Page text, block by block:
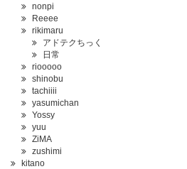
nonpi
Reeee
rikimaru
アドテクちっく
日常
riooooo
shinobu
tachiiii
yasumichan
Yossy
yuu
ZiMA
zushimi
kitano